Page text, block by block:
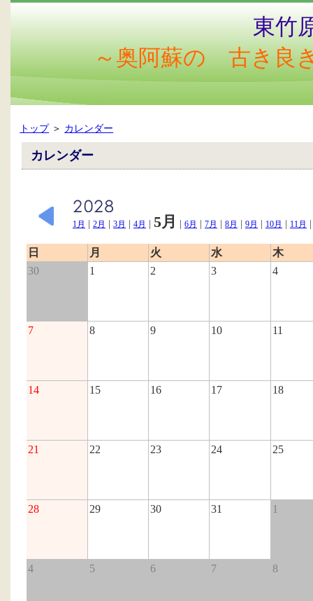
東竹
～奥阿蘇の 古き良
トップ＞ カレンダー
カレンダー
1月 | 2月 | 3月 | 4月 | 5月 | 6月 | 7月 | 8月 | 9月 | 10月 | 11月
日 月 火 水
木
30
1 2 3 4
7 8 9 10 11
14 15 16 17 18
21 22 23 24 25
28 29 30 31 1
4 5 6 7 8